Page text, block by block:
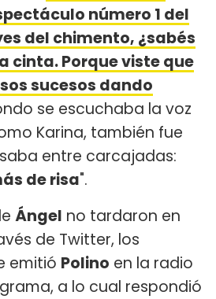
número 1 del
del chimento, ¿sabés
cinta. Porque viste que
sucesos dando
se escuchaba la voz
Karina, también fue
entre carcajadas:
de risa".
Ángel no tardaron en
de Twitter, los
emitió Polino en la radio
a lo cual respondió